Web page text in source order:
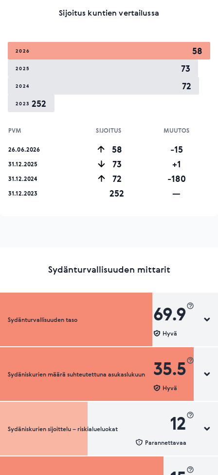
Sijoitus kuntien vertailussa
2026 58
2025 73
2024 72
2023 252
PVM SIJOITUS MUUTOS
26.06.2026 58 -15
31.12.2025 73 +1
31.12.2024 72 -180
31.12.2023 252 —
Sydänturvallisuuden mittarit
Sydänturvallisuuden taso 69.9
Hyvä
Sydänturvallisuuden luokka
Sydäniskurien määrä suhteutettuna asukaslukuun 35.5
Hyvä
Sydäniskurien määrä suhteutettuna asukaslukuun
Sydäniskurien sijoittelu – riskialueluokat 12
Parannettavaa